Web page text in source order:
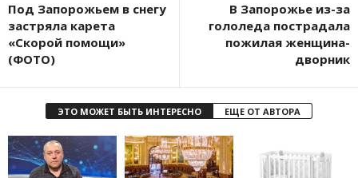
Под Запорожьем в снегу
застряла карета
«Скорой помощи»
(ФОТО)
В Запорожье из-за
гололеда пострадала
пожилая женщина-
дворник
ЭТО МОЖЕТ БЫТЬ ИНТЕРЕСНО ЕЩЕ ОТ АВТОРА